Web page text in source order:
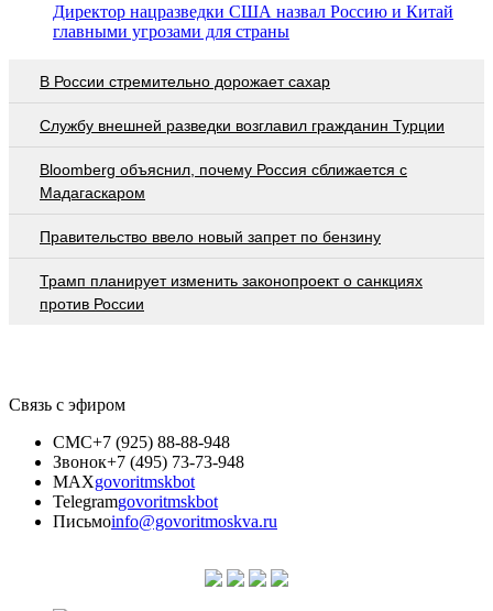
Директор нацразведки США назвал Россию и Китай
главными угрозами для страны
В России стремительно дорожает сахар
Службу внешней разведки возглавил гражданин Турции
Bloomberg объяснил, почему Россия сближается с
Мадагаскаром
Правительство ввело новый запрет по бензину
Трамп планирует изменить законопроект о санкциях
против России
Связь с эфиром
СМС+7 (925) 88-88-948
Звонок+7 (495) 73-73-948
MAXgovoritmskbot
Telegramgovoritmskbot
Письмоinfo@govoritmoskva.ru